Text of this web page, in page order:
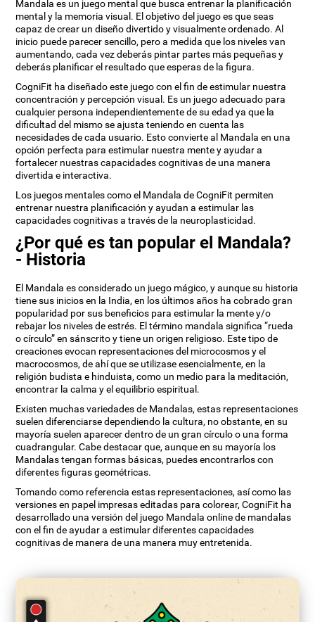
Mandala es un juego mental que busca entrenar la planificación
mental y la memoria visual. El objetivo del juego es que seas
capaz de crear un diseño divertido y visualmente ordenado. Al
inicio puede parecer sencillo, pero a medida que los niveles van
aumentando, cada vez deberás pintar partes más pequeñas y
deberás planificar el resultado que esperas de la figura.
CogniFit ha diseñado este juego con el fin de estimular nuestra
concentración y percepción visual. Es un juego adecuado para
cualquier persona independientemente de su edad ya que la
dificultad del mismo se ajusta teniendo en cuenta las
necesidades de cada usuario. Esto convierte al Mandala en una
opción perfecta para estimular nuestra mente y ayudar a
fortalecer nuestras capacidades cognitivas de una manera
divertida e interactiva.
Los juegos mentales como el Mandala de CogniFit permiten
entrenar nuestra planificación y ayudan a estimular las
capacidades cognitivas a través de la neuroplasticidad.
¿Por qué es tan popular el Mandala?
- Historia
El Mandala es considerado un juego mágico, y aunque su historia
tiene sus inicios en la India, en los últimos años ha cobrado gran
popularidad por sus beneficios para estimular la mente y/o
rebajar los niveles de estrés. El término mandala significa “rueda
o círculo” en sánscrito y tiene un origen religioso. Este tipo de
creaciones evocan representaciones del microcosmos y el
macrocosmos, de ahí que se utilizase esencialmente, en la
religión budista e hinduista, como un medio para la meditación,
encontrar la calma y el equilibrio espiritual.
Existen muchas variedades de Mandalas, estas representaciones
suelen diferenciarse dependiendo la cultura, no obstante, en su
mayoría suelen aparecer dentro de un gran círculo o una forma
cuadrangular. Cabe destacar que, aunque en su mayoría los
Mandalas tengan formas básicas, puedes encontrarlos con
diferentes figuras geométricas.
Tomando como referencia estas representaciones, así como las
versiones en papel impresas editadas para colorear, CogniFit ha
desarrollado una versión del juego Mandala online de mandalas
con el fin de ayudar a estimular diferentes capacidades
cognitivas de manera de una manera muy entretenida.